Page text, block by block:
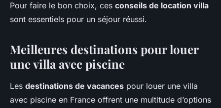
Pour faire le bon choix, ces conseils de location villa
sont essentiels pour un séjour réussi.
Meilleures destinations pour louer
une villa avec piscine
Les destinations de vacances pour louer une villa
avec piscine en France offrent une multitude d’options